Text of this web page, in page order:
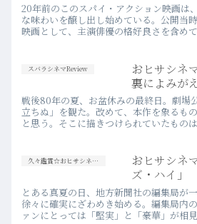
20年前のこのスパイ・アクション映画は
な味わいを醸し出し始めている。公開当
映画として、主演俳優の格好良さを含め
スバラシネマReview
おヒサシネ
裏によみが
戦後80年の夏、お盆休みの最終日。劇場
立ちぬ」を観た。改めて、本作を象るも
と思う。そこに描きつけられていたもの
久々鑑賞☆おヒサシネマ！
おヒサシネ
ズ・ハイ」
とある真夏の日、地方新聞社の編集局が
徐々に確実にざわめき始める。編集局内
ァンにとっては「堅実」と「豪華」が相